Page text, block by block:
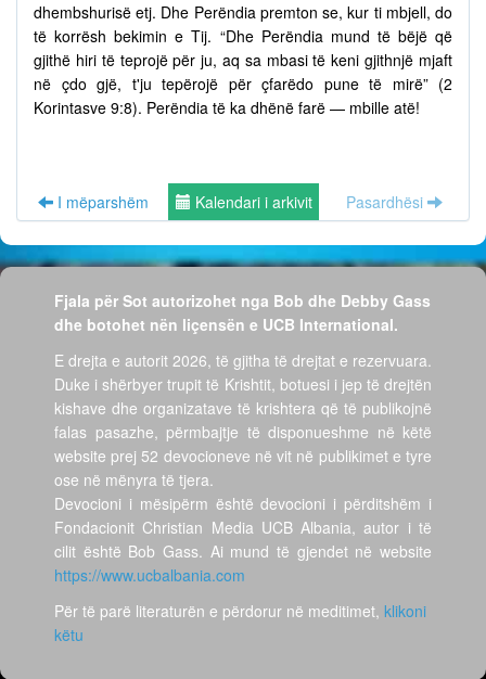
dhembshurisë etj. Dhe Perëndia premton se, kur ti mbjell, do
të korrësh bekimin e Tij. “Dhe Perëndia mund të bëjë që
gjithë hiri të teprojë për ju, aq sa mbasi të keni gjithnjë mjaft
në çdo gjë, t'ju tepërojë për çfarëdo pune të mirë” (2
Korintasve 9:8). Perëndia të ka dhënë farë — mbille atë!
I mëparshëm Kalendari i arkivit Pasardhësi
Fjala për Sot autorizohet nga Bob dhe Debby Gass
dhe botohet nën liçensën e UCB International.
E drejta e autorit 2026, të gjitha të drejtat e rezervuara.
Duke i shërbyer trupit të Krishtit, botuesi i jep të drejtën
kishave dhe organizatave të krishtera që të publikojnë
falas pasazhe, përmbajtje të disponueshme në këtë
website prej 52 devocioneve në vit në publikimet e tyre
ose në mënyra të tjera.
Devocioni i mësipërm është devocioni i përditshëm i
Fondacionit Christian Media UCB Albania, autor i të
cilit është Bob Gass. Ai mund të gjendet në website
https://www.ucbalbania.com
Për të parë literaturën e përdorur në meditimet, klikoni
këtu